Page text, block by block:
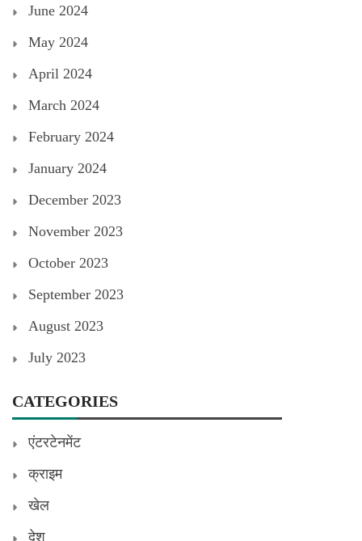
June 2024
May 2024
April 2024
March 2024
February 2024
January 2024
December 2023
November 2023
October 2023
September 2023
August 2023
July 2023
CATEGORIES
एंटरटेनमेंट
क्राइम
खेल
देश